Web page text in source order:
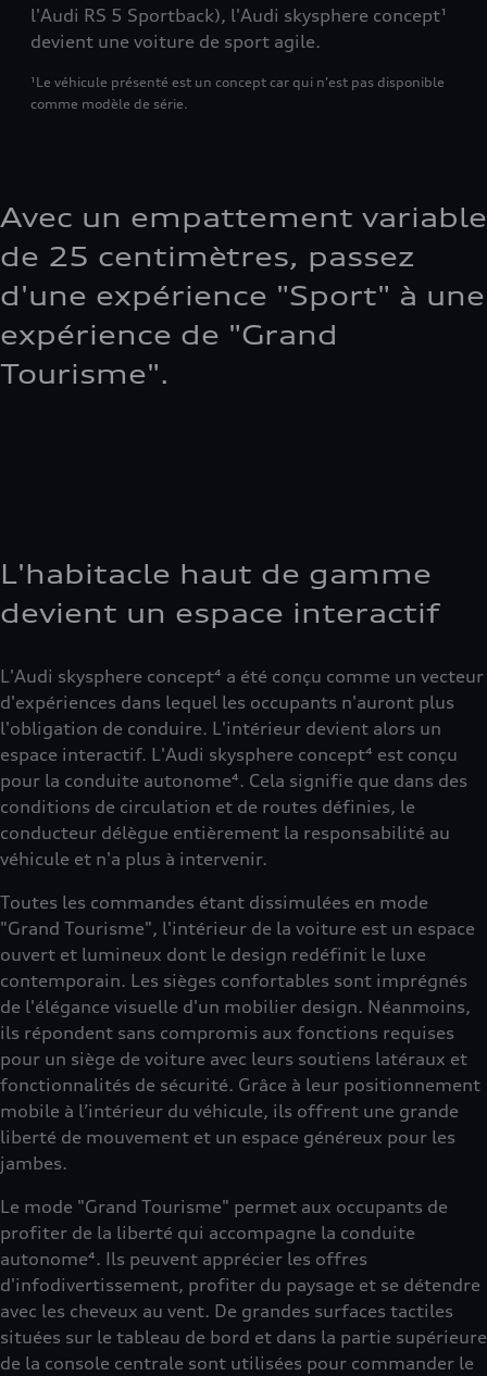
l'Audi RS 5 Sportback), l'Audi skysphere concept¹
devient une voiture de sport agile.
¹Le véhicule présenté est un concept car qui n'est pas disponible
comme modèle de série.
Avec un empattement variable
de 25 centimètres, passez
d'une expérience "Sport" à une
expérience de "Grand
Tourisme".
L'habitacle haut de gamme
devient un espace interactif
L'Audi skysphere concept⁴ a été conçu comme un vecteur
d'expériences dans lequel les occupants n'auront plus
l'obligation de conduire. L'intérieur devient alors un
espace interactif. L'Audi skysphere concept⁴ est conçu
pour la conduite autonome⁴. Cela signifie que dans des
conditions de circulation et de routes définies, le
conducteur délègue entièrement la responsabilité au
véhicule et n'a plus à intervenir.
Toutes les commandes étant dissimulées en mode
"Grand Tourisme", l'intérieur de la voiture est un espace
ouvert et lumineux dont le design redéfinit le luxe
contemporain. Les sièges confortables sont imprégnés
de l'élégance visuelle d'un mobilier design. Néanmoins,
ils répondent sans compromis aux fonctions requises
pour un siège de voiture avec leurs soutiens latéraux et
fonctionnalités de sécurité. Grâce à leur positionnement
mobile à l’intérieur du véhicule, ils offrent une grande
liberté de mouvement et un espace généreux pour les
jambes.
Le mode "Grand Tourisme" permet aux occupants de
profiter de la liberté qui accompagne la conduite
autonome⁴. Ils peuvent apprécier les offres
d'infodivertissement, profiter du paysage et se détendre
avec les cheveux au vent. De grandes surfaces tactiles
situées sur le tableau de bord et dans la partie supérieure
de la console centrale sont utilisées pour commander le